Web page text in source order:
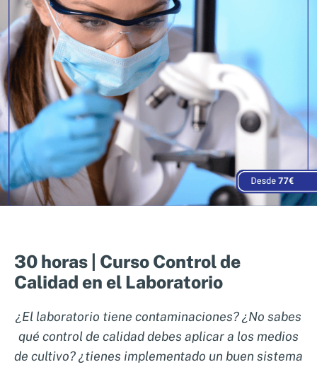
30 horas | Curso Control de
Calidad en el Laboratorio
¿El laboratorio tiene contaminaciones? ¿No sabes
qué control de calidad debes aplicar a los medios
de cultivo? ¿tienes implementado un buen sistema